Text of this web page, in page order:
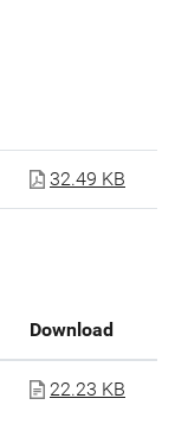
32.49 KB
Download
22.23 KB